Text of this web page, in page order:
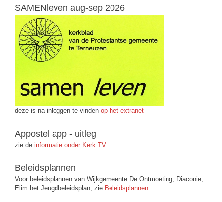
SAMENleven aug-sep 2026
deze is na inloggen te vinden op het extranet
Appostel app - uitleg
zie de informatie onder Kerk TV
Beleidsplannen
Voor beleidsplannen van Wijkgemeente De Ontmoeting, Diaconie,
Elim het Jeugdbeleidsplan, zie Beleidsplannen.